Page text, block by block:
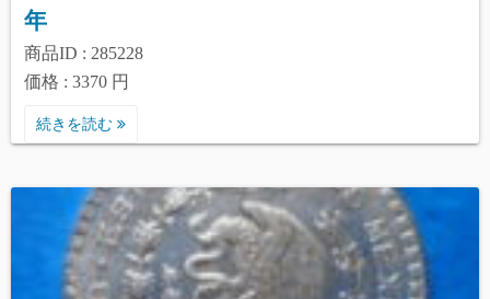
年
商品ID : 285228
価格 : 3370 円
続きを読む